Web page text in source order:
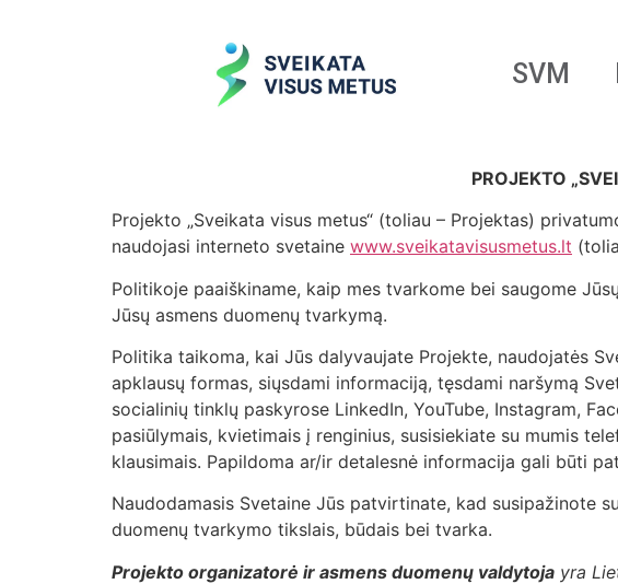
SVM
PROJEKTO
Projekto „Sveikata visus metus“ (toliau – Projektas)
naudojasi interneto svetaine www.sveikatavisusmetus.lt
Politikoje paaiškiname, kaip mes tvarkome bei saugome
Jūsų asmens duomenų tvarkymą.
Politika taikoma, kai Jūs dalyvaujate Projekte, naudojatės
apklausų formas, siųsdami informaciją, tęsdami naršymą
socialinių tinklų paskyrose LinkedIn, YouTube, Instagram,
pasiūlymais, kvietimais į renginius, susisiekiate su mumis
klausimais. Papildoma ar/ir detalesnė informacija gali būti
Naudodamasis Svetaine Jūs patvirtinate, kad susipažinote
duomenų tvarkymo tikslais, būdais bei tvarka.
Projekto organizatorė ir asmens duomenų valdytoja yra